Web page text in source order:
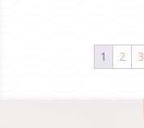
1 2 3